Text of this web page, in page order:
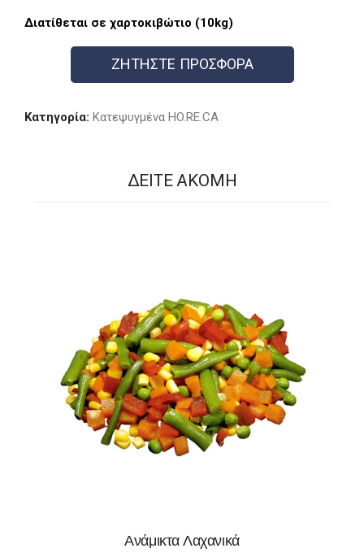
Διατίθεται σε χαρτοκιβώτιο (10kg)
ΖΗΤΗΣΤΕ ΠΡΟΣΦΟΡΑ
Κατηγορία: Kατεψυγμένα HO.RE.CA
ΔΕΊΤΕ ΑΚΌΜΗ
Ανάμικτα Λαχανικά